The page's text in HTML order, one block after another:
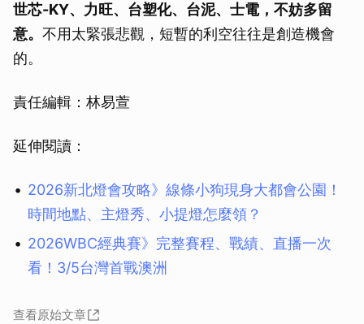
世芯-KY、力旺、台塑化、台泥、士電，不妨多留
意。 不用太緊張悲觀，短暫的利空往往是創造機會
的。
責任編輯：林易萱
延伸閱讀：
2026新北燈會攻略》線條小狗現身大都會公園！
時間地點、主燈秀、小提燈怎麼領？
2026WBC經典賽》完整賽程、戰績、直播一次
看！3/5台灣首戰澳洲
查看原始文章